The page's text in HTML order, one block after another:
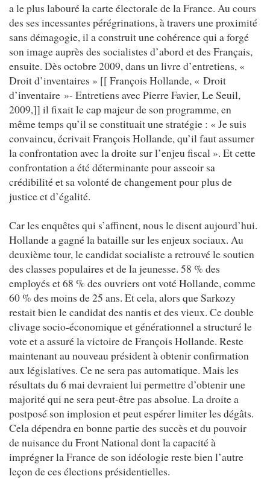
a le plus labouré la carte électorale de la France. Au cours
des ses incessantes pérégrinations, à travers une proximité
sans démagogie, il a construit une cohérence qui a forgé
son image auprès des socialistes d’abord et des Français,
ensuite. Dès octobre 2009, dans un livre d’entretiens, «
Droit d’inventaires » [[ François Hollande, « Droit
d’inventaire »- Entretiens avec Pierre Favier, Le Seuil,
2009,]] il fixait le cap majeur de son programme, en
même temps qu’il se constituait une stratégie : « Je suis
convaincu, écrivait François Hollande, qu’il faut assumer
la confrontation avec la droite sur l’enjeu fiscal ». Et cette
confrontation a été déterminante pour asseoir sa
crédibilité et sa volonté de changement pour plus de
justice et d’égalité.
Car les enquêtes qui s’affinent, nous le disent aujourd’hui.
Hollande a gagné la bataille sur les enjeux sociaux. Au
deuxième tour, le candidat socialiste a retrouvé le soutien
des classes populaires et de la jeunesse. 58 % des
employés et 68 % des ouvriers ont voté Hollande, comme
60 % des moins de 25 ans. Et cela, alors que Sarkozy
restait bien le candidat des nantis et des vieux. Ce double
clivage socio-économique et générationnel a structuré le
vote et a assuré la victoire de François Hollande. Reste
maintenant au nouveau président à obtenir confirmation
aux législatives. Ce ne sera pas automatique. Mais les
résultats du 6 mai devraient lui permettre d’obtenir une
majorité qui ne sera peut-être pas absolue. La droite a
postposé son implosion et peut espérer limiter les dégâts.
Cela dépendra en bonne partie des succès et du pouvoir
de nuisance du Front National dont la capacité à
imprégner la France de son idéologie reste bien l’autre
leçon de ces élections présidentielles.